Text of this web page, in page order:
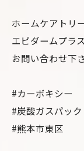
ホームケアトリ
エピダームプラ
お問い合わせ下
#カーボキシー
#炭酸ガスパック
#熊本市東区